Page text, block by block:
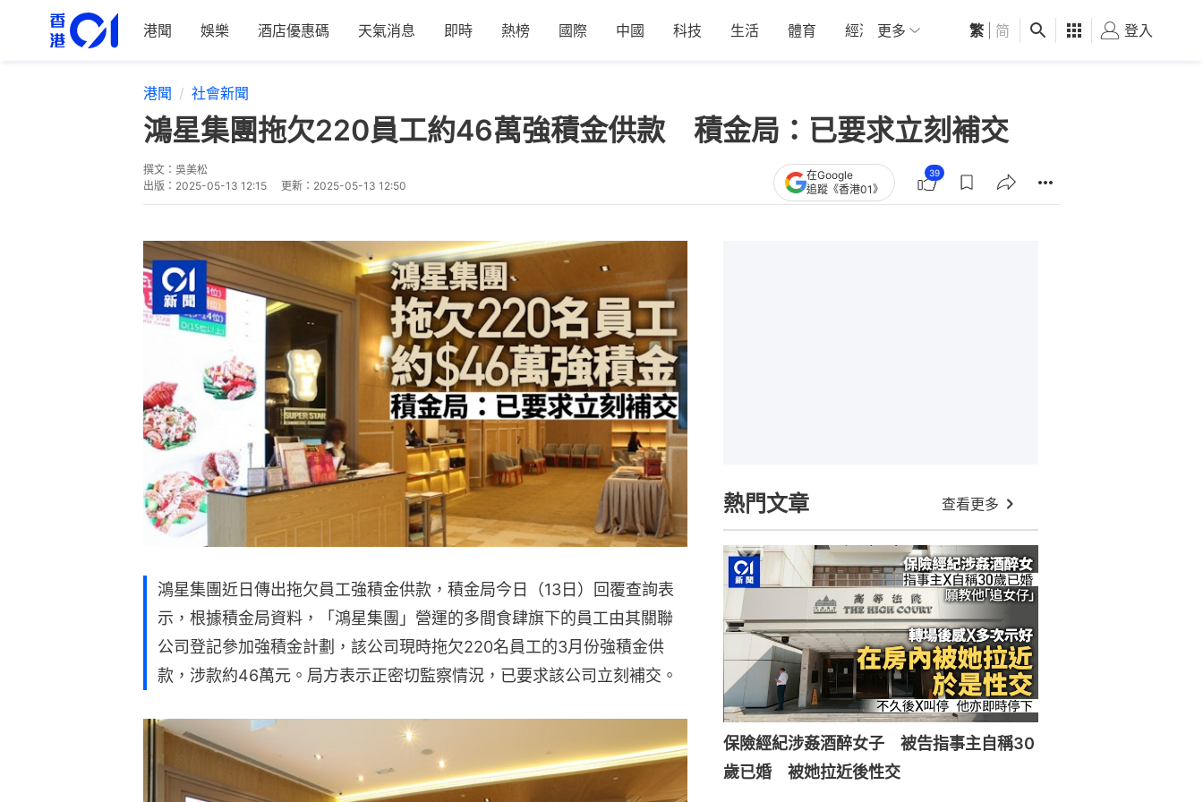
港聞 娛樂 酒店優惠碼 天氣消息 即時 熱榜 國際 中國 科技 生活 體育 經濟 01深圳 觀點 健康 好食玩飛
更多 繁 简 登入
港聞 社會新聞
鴻星集團拖欠220員工約46萬強積金供款 積金局：已要求立刻補交
撰文： 吳美松
出版： 2025-05-13 12:15 更新： 2025-05-13 12:50
在Google
追蹤《香港01》
39
鴻星集團近日傳出拖欠員工強積金供款，積金局今日（13日）回覆查詢表
示，根據積金局資料，「鴻星集團」營運的多間食肆旗下的員工由其關聯
公司登記參加強積金計劃，該公司現時拖欠220名員工的3月份強積金供
款，涉款約46萬元。局方表示正密切監察情況，已要求該公司立刻補交。
熱門文章 查看更多
保險經紀涉姦酒醉女子 被告指事主自稱30
歲已婚 被她拉近後性交